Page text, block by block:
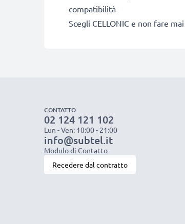
compatibilità
Scegli CELLONIC e non fare
CONTATTO
02 124 121 102
Lun - Ven: 10:00 - 21:00
info@subtel.it
Modulo di Contatto
Recedere dal contratto